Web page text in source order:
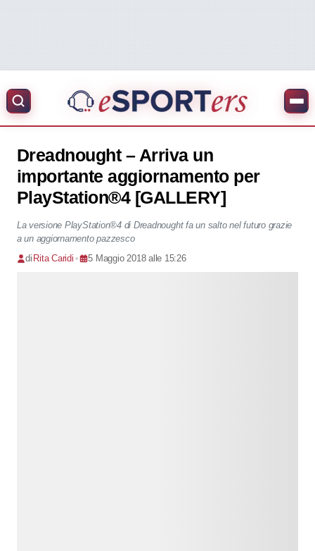
Dreadnought – Arriva un
importante aggiornamento per
PlayStation®4 [GALLERY]
La versione PlayStation®4 di Dreadnought fa un salto nel futuro grazie
a un aggiornamento pazzesco
di Rita Caridi • 5 Maggio 2018 alle 15:26